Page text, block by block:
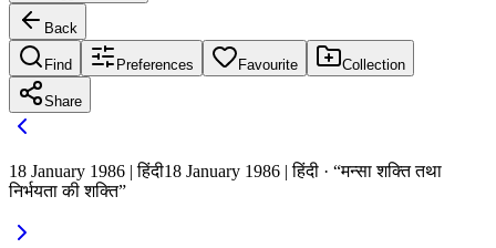
Back
Find Preferences Favourite Collection
Share
18 January 1986 | हिंदी18 January 1986 | हिंदी · “मन्सा शक्ति तथा
निर्भयता की शक्ति”